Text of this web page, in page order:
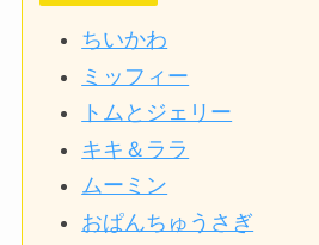
ちいかわ
ミッフィー
トムとジェリー
キキ＆ララ
ムーミン
おぱんちゅうさぎ